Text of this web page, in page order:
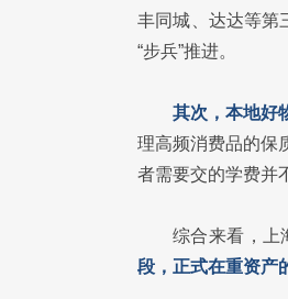
丰同城、达达等第
“步兵”推进。
其次，本地好
理高频消费品的保
者需要交的学费并
综合来看，上
段，正式在重资产